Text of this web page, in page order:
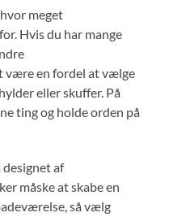
meget
Hvis du har mange
være en fordel at vælge
eller skuffer. På
ting og holde orden på
af
måske at skabe en
så vælg